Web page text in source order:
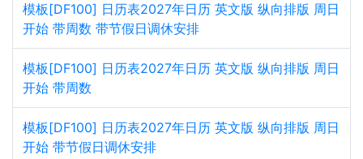
模板[DF100] 日历表2027年日历 英文版 纵向排版 周日
开始 带周数 带节假日调休安排
模板[DF100] 日历表2027年日历 英文版 纵向排版 周日
开始 带周数
模板[DF100] 日历表2027年日历 英文版 纵向排版 周日
开始 带节假日调休安排